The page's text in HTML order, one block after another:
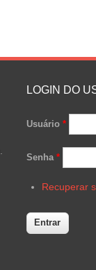
LOGIN DO
Usuário *
Senha *
Recuperar